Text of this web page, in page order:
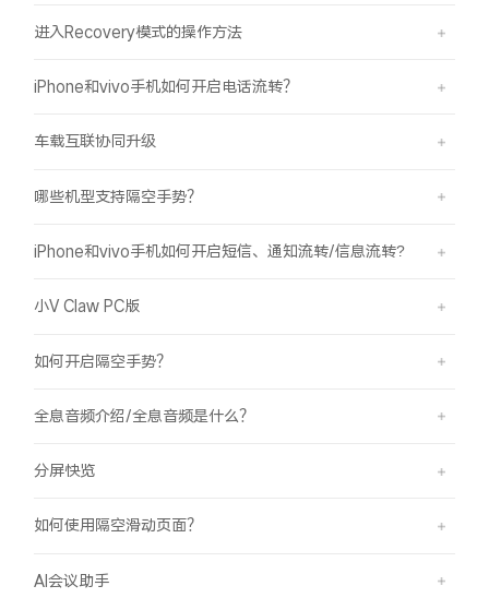
进入Recovery模式的操作方法
iPhone和vivo手机如何开启电话流转？
车载互联协同升级
哪些机型支持隔空手势？
iPhone和vivo手机如何开启短信、通知流转/信息流转?
小V Claw PC版
如何开启隔空手势？
全息音频介绍/全息音频是什么？
分屏快览
如何使用隔空滑动页面？
AI会议助手